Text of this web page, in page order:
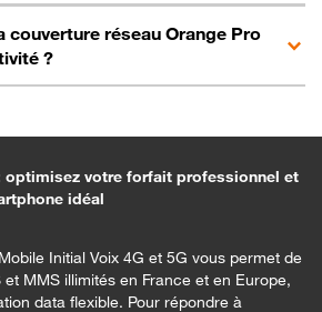
couverture réseau Orange Pro
?
optimisez votre forfait professionnel et
idéal
Initial Voix 4G et 5G vous permet de
et MMS illimités en France et en Europe,
data flexible. Pour répondre à